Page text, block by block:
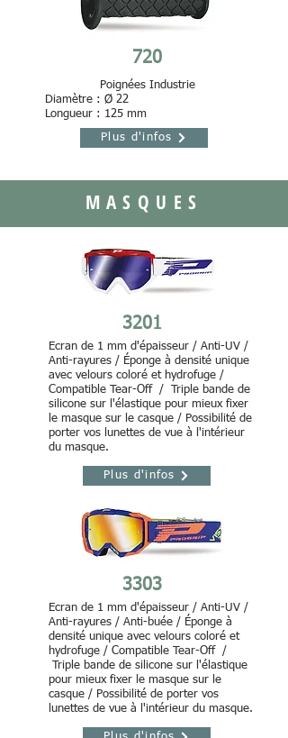
720
Poignées Industrie
Diamètre : Ø 22
Longueur : 125 mm
Plus d'infos
MASQUES
3201
Ecran de 1 mm d'épaisseur / Anti-UV /
Anti-rayures / Éponge à densité unique
avec velours coloré et hydrofuge /
Compatible Tear-Off / Triple bande de
silicone sur l'élastique pour mieux fixer
le masque sur le casque / Possibilité de
porter vos lunettes de vue à l'intérieur
du masque.
Plus d'infos
3303
Ecran de 1 mm d'épaisseur / Anti-UV /
Anti-rayures / Anti-buée / Éponge à
densité unique avec velours coloré et
hydrofuge / Compatible Tear-Off /
Triple bande de silicone sur l'élastique
pour mieux fixer le masque sur le
casque / Possibilité de porter vos
lunettes de vue à l'intérieur du masque.